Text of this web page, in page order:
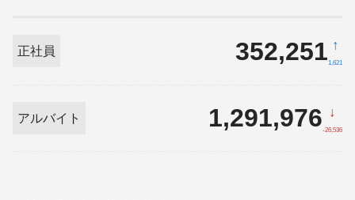
正社員 352,251 ↑
1,621
アルバイト 1,291,976 ↓
-26,536